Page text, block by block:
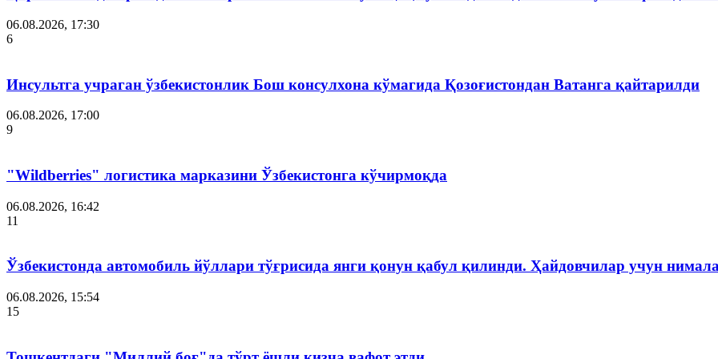
06.08.2026, 17:30
6
Инсультга учраган ўзбекистонлик Бош консулхона кўмагида Қозоғистондан Ватанга қайтарилди
06.08.2026, 17:00
9
"Wildberries" логистика марказини Ўзбекистонга кўчирмоқда
06.08.2026, 16:42
11
Ўзбекистонда автомобиль йўллари тўғрисида янги қонун қабул қилинди. Ҳайдовчилар учун
06.08.2026, 15:54
15